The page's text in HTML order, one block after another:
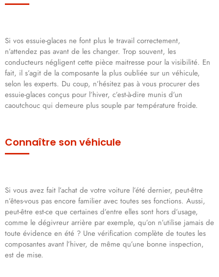
Si vos essuie-glaces ne font plus le travail correctement,
n’attendez pas avant de les changer. Trop souvent, les
conducteurs négligent cette pièce maitresse pour la visibilité. En
fait, il s’agit de la composante la plus oubliée sur un véhicule,
selon les experts. Du coup, n’hésitez pas à vous procurer des
essuie-glaces conçus pour l’hiver, c’est-à-dire munis d’un
caoutchouc qui demeure plus souple par température froide.
Connaître son véhicule
Si vous avez fait l’achat de votre voiture l’été dernier, peut-être
n’êtes-vous pas encore familier avec toutes ses fonctions. Aussi,
peut-être est-ce que certaines d’entre elles sont hors d’usage,
comme le dégivreur arrière par exemple, qu’on n’utilise jamais de
toute évidence en été ? Une vérification complète de toutes les
composantes avant l’hiver, de même qu’une bonne inspection,
est de mise.